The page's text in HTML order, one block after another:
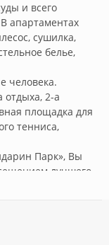
и всего
апартаментах
сушилка,
белье,
человека.
2-а
площадка для
тенниса,
Парк», Вы
лучшего
метрах от
реками и